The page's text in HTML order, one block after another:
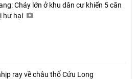
Cháy lớn ở khu dân cư khiến 5 căn
hư hại
ray về châu thổ Cửu Long